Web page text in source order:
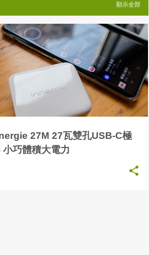
顯示全部
27M 27瓦雙孔USB-C極
小巧體積大電力